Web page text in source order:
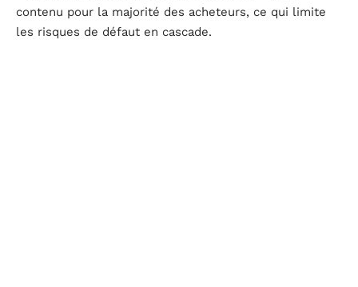
contenu pour la majorité des acheteurs, ce qui limite
les risques de défaut en cascade.